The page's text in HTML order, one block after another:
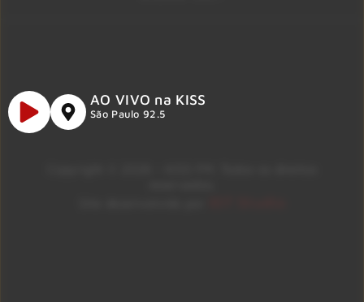
AO VIVO na KISS
São Paulo 92.5